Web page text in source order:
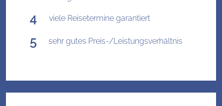
viele Reisetermine garantiert
sehr gutes Preis-/Leistungsverhältnis